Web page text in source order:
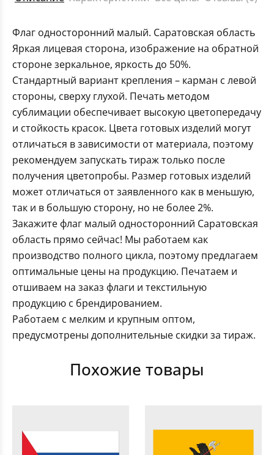
Флаг односторонний малый. Саратовская область
Яркая лицевая сторона, изображение на обратной
стороне зеркальное, яркость до 50%.
Стандартный вариант крепления – карман с левой
стороны, сверху глухой. Печать методом
сублимации обеспечивает высокую цветопередачу
и стойкость красок. Цвета готовых изделий могут
отличаться в зависимости от материала, поэтому
рекомендуем запускать тираж только после
получения цветопробы. Размер готовых изделий
может отличаться от заявленного как в меньшую,
так и в большую сторону, но не более 2%.
Закажите флаг малый односторонний Саратовская
область прямо сейчас! Мы работаем как
производство полного цикла, поэтому предлагаем
оптимальные цены на продукцию. Печатаем и
отшиваем на заказ флаги и текстильную
продукцию с брендированием.
Работаем с мелким и крупным оптом,
предусмотрены дополнительные скидки за тираж.
Похожие товары